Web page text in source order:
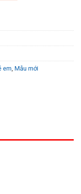
em, Mẫu mới